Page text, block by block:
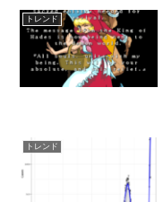
トレンド
トレンド